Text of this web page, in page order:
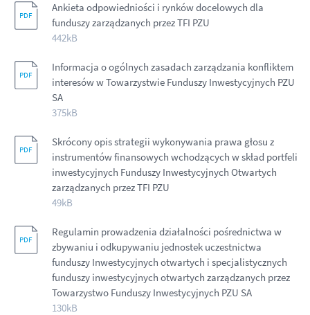
Ankieta odpowiedniości i rynków docelowych dla
funduszy zarządzanych przez TFI PZU
442kB
Informacja o ogólnych zasadach zarządzania konfliktem
interesów w Towarzystwie Funduszy Inwestycyjnych PZU
SA
375kB
Skrócony opis strategii wykonywania prawa głosu z
instrumentów finansowych wchodzących w skład portfeli
inwestycyjnych Funduszy Inwestycyjnych Otwartych
zarządzanych przez TFI PZU
49kB
Regulamin prowadzenia działalności pośrednictwa w
zbywaniu i odkupywaniu jednostek uczestnictwa
funduszy Inwestycyjnych otwartych i specjalistycznych
funduszy inwestycyjnych otwartych zarządzanych przez
Towarzystwo Funduszy Inwestycyjnych PZU SA
130kB